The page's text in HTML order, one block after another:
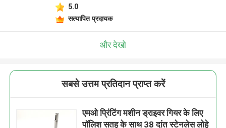
5.0
सत्यापित प्रदायक
और देखो
सबसे उत्तम प्रतिदान प्राप्त करें
एमओ प्रिंटिंग मशीन ड्राइवर गियर के लिए
पॉलिश सतह के साथ 38 दांत स्टेनलेस लोहे